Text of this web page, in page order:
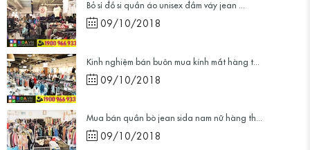
Bỏ sỉ đồ si quần áo unisex đầm váy jean ...
09/10/2018
Kinh nghiệm bán buôn mua kính mắt hàng t...
09/10/2018
Mua bán quần bò jean sida nam nữ hàng th...
09/10/2018